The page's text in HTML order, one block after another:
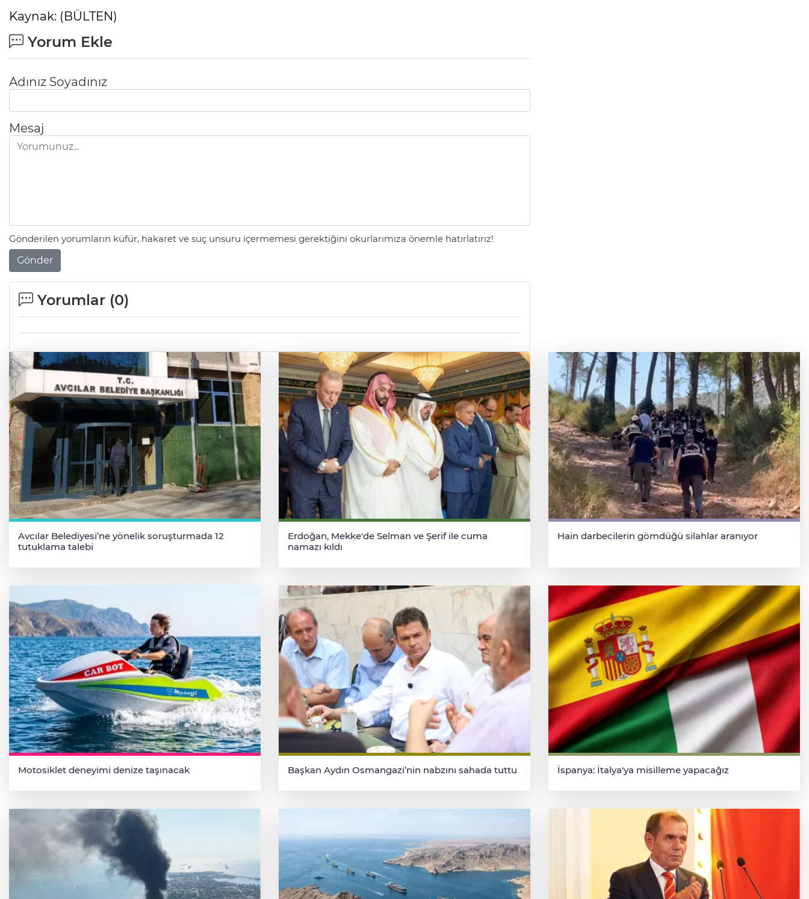
Kaynak: (BÜLTEN)
Yorum Ekle
Adınız Soyadınız
Mesaj
Gönderilen yorumların küfür, hakaret ve suç unsuru içermemesi gerektiğini okurlarımıza önemle hatırlatırız!
Gönder
Yorumlar (0)
Avcılar Belediyesi’ne yönelik soruşturmada 12
tutuklama talebi
Erdoğan, Mekke'de Selman ve Şerif ile cuma
namazı kıldı
Hain darbecilerin gömdüğü silahlar aranıyor
Motosiklet deneyimi denize taşınacak Başkan Aydın Osmangazi’nin nabzını sahada tuttu İspanya: İtalya'ya misilleme yapacağız